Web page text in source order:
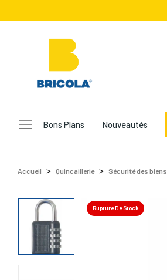
Bons Plans Nouveautés
Accueil Quincaillerie Sécurité des biens
Rupture De Stock